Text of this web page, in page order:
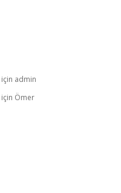
için admin
için Ömer